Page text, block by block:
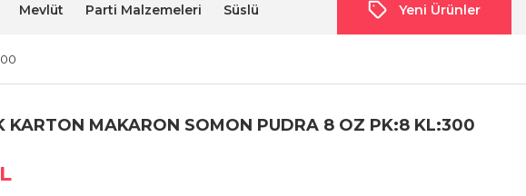
Mevlüt Parti Malzemeleri Süslü Yeni Ürünler
KARTON MAKARON SOMON PUDRA 8 OZ PK:8 KL:300